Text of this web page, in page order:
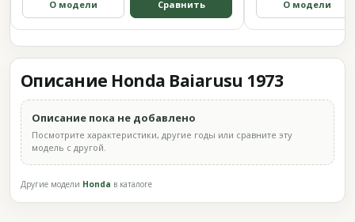
О модели Сравнить О модели
Описание Honda Baiarusu 1973
Описание пока не добавлено
Посмотрите характеристики, другие годы или сравните эту
модель с другой.
Другие модели Honda в каталоге